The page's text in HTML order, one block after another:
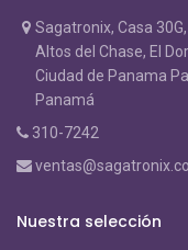
Sagatronix, Casa
Altos del Chase, El
Ciudad de Panama
Panamá
310-7242
Nuestra selección